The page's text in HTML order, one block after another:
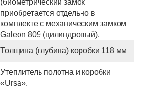
(биометрический замок
приобретается отдельно в
комплекте с механическим замком
Galeon 809 (цилиндровый).
Толщина (глубина) коробки 118 мм
Утеплитель полотна и коробки
«Ursa».